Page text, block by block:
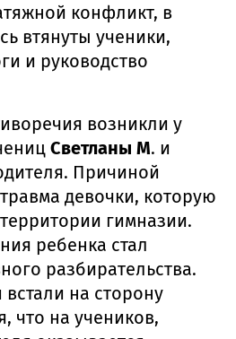
конфликт, в
втянуты ученики,
и руководство
возникли у
Светланы М. и
Причиной
девочки, которую
гимназии.
ребенка стал
разбирательства.
на сторону
что на учеников,